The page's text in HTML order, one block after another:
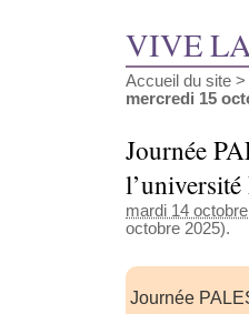
VIVE
Accueil du site >
mercredi 15
Journée
mardi 14
octobre 2025).
Journée